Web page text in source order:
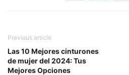
Previous article
Las 10 Mejores cinturones
de mujer del 2024: Tus
Mejores Opciones